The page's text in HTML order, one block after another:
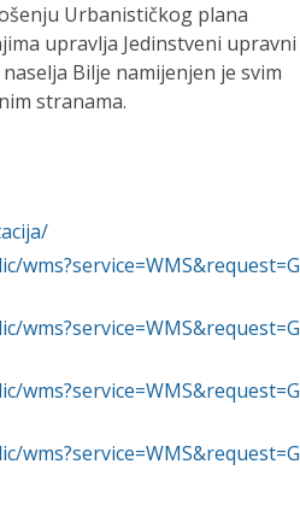
Urbanističkog plana
upravlja Jedinstveni upravni
Bilje namijenjen je svim
stranama.
wms?service=WMS&request=G
wms?service=WMS&request=G
wms?service=WMS&request=G
wms?service=WMS&request=G